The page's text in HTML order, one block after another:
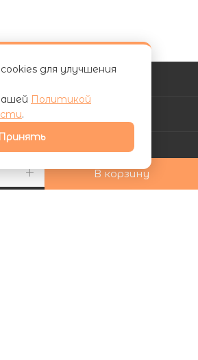
В корзину
для улучшения
Политикой
.
Принять